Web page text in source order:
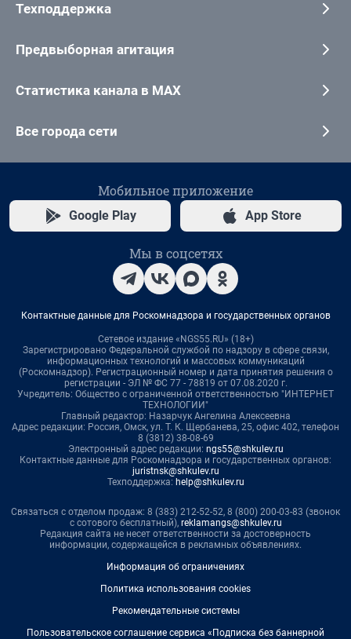
Техподдержка
Предвыборная агитация
Статистика канала в MAX
Все города сети
Мобильное приложение
Google Play App Store
Мы в соцсетях
Контактные данные для Роскомнадзора и государственных органов
Сетевое издание «NGS55.RU» (18+)
Зарегистрировано Федеральной службой по надзору в сфере связи,
информационных технологий и массовых коммуникаций
(Роскомнадзор). Регистрационный номер и дата принятия решения о
регистрации - ЭЛ № ФС 77 - 78819 от 07.08.2020 г.
Учредитель: Общество с ограниченной ответственностью "ИНТЕРНЕТ
ТЕХНОЛОГИИ"
Главный редактор: Назарчук Ангелина Алексеевна
Адрес редакции: Россия, Омск, ул. Т. К. Щербанева, 25, офис 402, телефон
8 (3812) 38-08-69
Электронный адрес редакции: ngs55@shkulev.ru
Контактные данные для Роскомнадзора и государственных органов:
juristnsk@shkulev.ru
Техподдержка: help@shkulev.ru
Связаться с отделом продаж: 8 (383) 212-52-52, 8 (800) 200-03-83 (звонок
с сотового бесплатный), reklamangs@shkulev.ru
Редакция сайта не несет ответственности за достоверность
информации, содержащейся в рекламных объявлениях.
Информация об ограничениях
Политика использования cookies
Рекомендательные системы
Пользовательское соглашение сервиса «Подписка без баннерной